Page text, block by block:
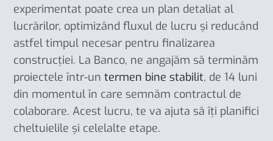
experimentat poate crea un plan detaliat al
lucrărilor, optimizând fluxul de lucru și reducând
astfel timpul necesar pentru finalizarea
construcției. La Banco, ne angajăm să terminăm
proiectele într-un termen bine stabilit, de 14 luni
din momentul în care semnăm contractul de
colaborare. Acest lucru, te va ajuta să îți planifici
cheltuielile și celelalte etape.